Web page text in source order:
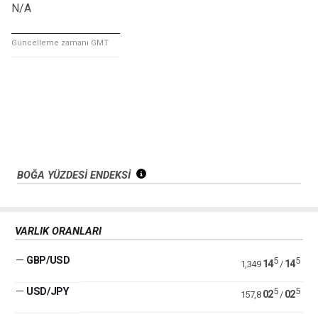
N/A
Güncelleme zamanı GMT
BOĞA YÜZDESİ ENDEKSİ
VARLIK ORANLARI
— GBP/USD 1,349 145/ 145
— USD/JPY 157,8 025/ 025